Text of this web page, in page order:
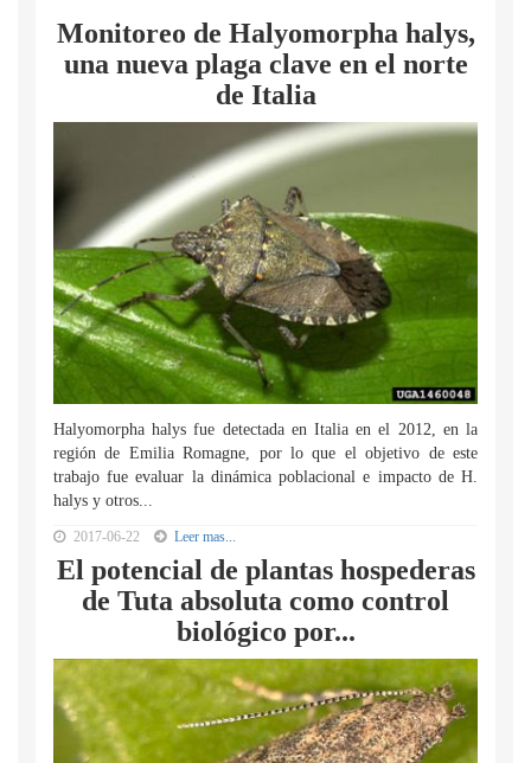
Monitoreo de Halyomorpha halys,
una nueva plaga clave en el norte
de Italia
Halyomorpha halys fue detectada en Italia en el 2012, en la
región de Emilia Romagne, por lo que el objetivo de este
trabajo fue evaluar la dinámica poblacional e impacto de H.
halys y otros...
2017-06-22 Leer mas...
El potencial de plantas hospederas
de Tuta absoluta como control
biológico por...